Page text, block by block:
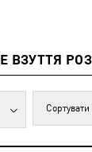
ВЗУТТЯ